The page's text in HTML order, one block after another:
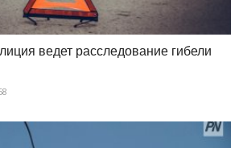
ведет расследование гибели